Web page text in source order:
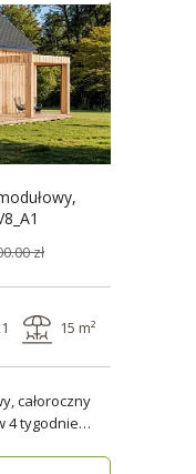
zł
15 m²
całoroczny
4 tygodnie